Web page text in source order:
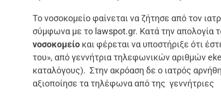
Το νοσοκομείο φαίνεται να ζήτησε από τον
σύμφωνα με το lawspot.gr. Κατά την απολογία
νοσοκομείο και φέρεται να υποστήριξε ότι
του», από γεννήτρια τηλεφωνικών αριθμών
καταλόγους). Στην ακρόαση δε ο ιατρός
αξιοποίησε τα τηλέφωνα από της γεννήτριες